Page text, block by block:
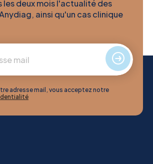
les deux mois l'actualité des
ainsi qu'un cas clinique
adresse mail, vous acceptez notre